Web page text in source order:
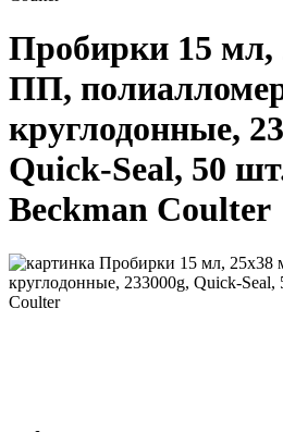
Пробирки 15 мл,
ПП,
круглодонные,
Quick-Seal, 50
Beckman Coulter